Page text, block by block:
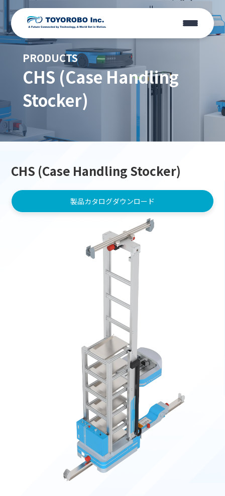
PRODUCTS
CHS (Case Handling
Stocker)
CHS (Case Handling Stocker)
製品カタログダウンロード